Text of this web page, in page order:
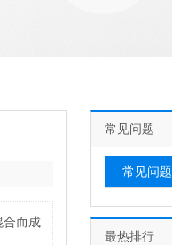
合而成
常见问题
常见问题
最热排行